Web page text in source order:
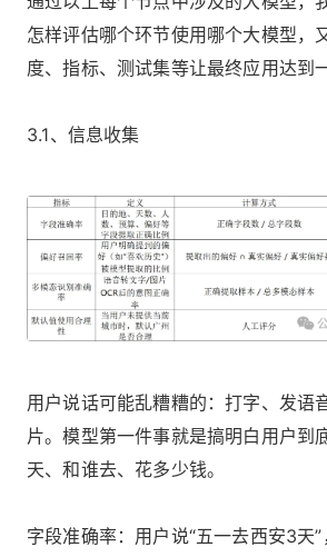
怎样评估哪个环节使用哪个大模型，
度、指标、测试集等让最终应用达到
3.1、信息收集
用户说话可能乱糟糟的：打字、发语
片。模型第一件事就是搞明白用户到
天、和谁去、花多少钱。
字段准确率：用户说“五一去西安3天